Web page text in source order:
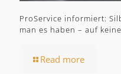
ProService informiert:
man es haben – auf
Read more